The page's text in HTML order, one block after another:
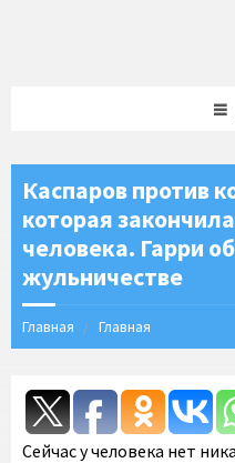
Каспаров против
которая
человека. Гарри
жульничестве
Главная Главная
Сейчас у человека нет